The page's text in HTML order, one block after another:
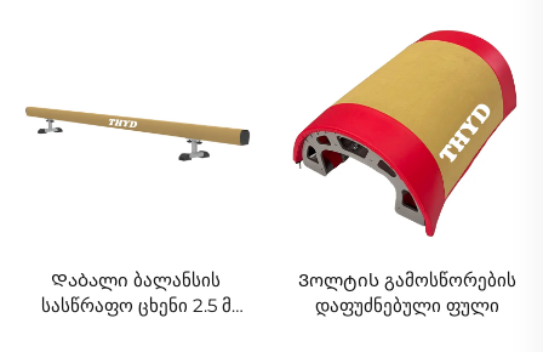
Დაბალი ბალანსის
სასწრაფო ცხენი 2.5 მ
Ვოლტის გამოსწორების
დაფუძნებული ფული